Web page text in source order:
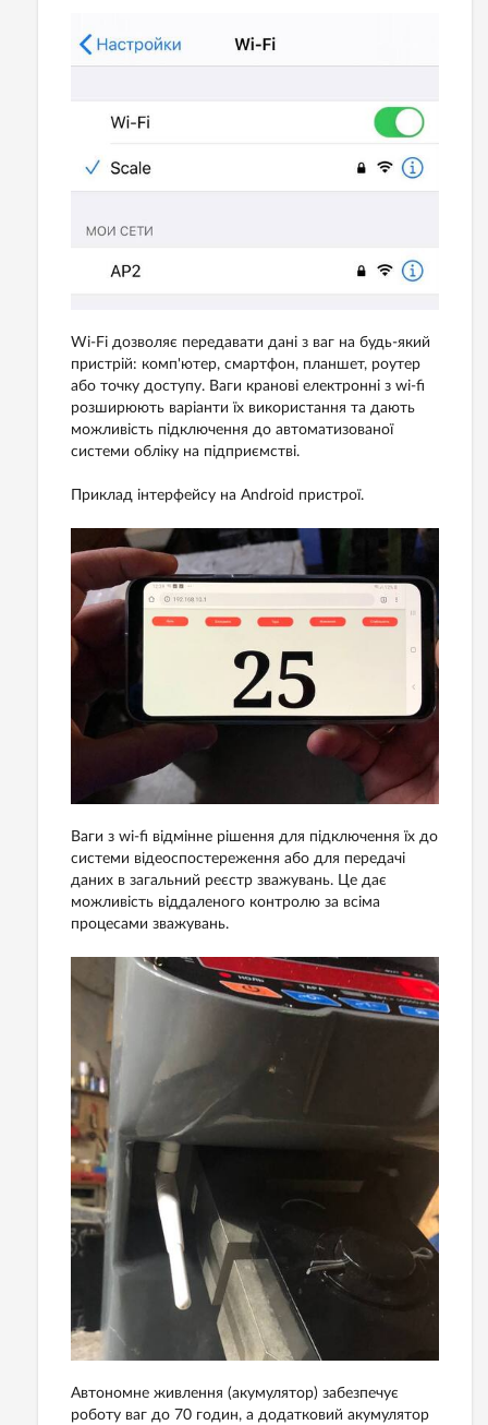
Wi-Fi дозволяє передавати дані з ваг на будь-який
пристрій: комп'ютер, смартфон, планшет, роутер
або точку доступу. Ваги кранові електронні з wi-fi
розширюють варіанти їх використання та дають
можливість підключення до автоматизованої
системи обліку на підприємстві.
Приклад інтерфейсу на Android пристрої.
Ваги з wi-fi відмінне рішення для підключення їх до
системи відеоспостереження або для передачі
даних в загальний реєстр зважувань. Це дає
можливість віддаленого контролю за всіма
процесами зважувань.
Автономне живлення (акумулятор) забезпечує
роботу ваг до 70 годин, а додатковий акумулятор